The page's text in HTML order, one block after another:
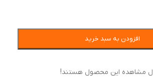
افزودن به سبد خرید
مشاهده این محصول هستند!